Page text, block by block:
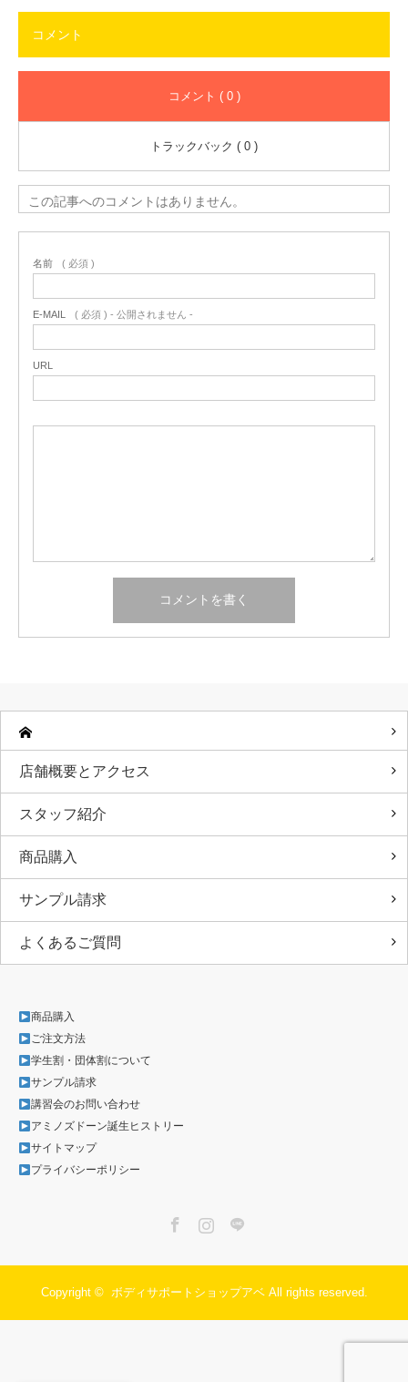
コメント
コメント ( 0 )
トラックバック ( 0 )
この記事へのコメントはありません。
名前 ( 必須 )
E-MAIL ( 必須 ) - 公開されません -
URL
店舗概要とアクセス
スタッフ紹介
商品購入
サンプル請求
よくあるご質問
商品購入
ご注文方法
学生割・団体割について
サンプル請求
講習会のお問い合わせ
アミノズドーン誕生ヒストリー
サイトマップ
プライバシーポリシー
Copyright © ボディサポートショップアベAll rights reserved.